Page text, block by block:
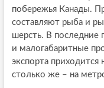
побережья Канады.
составляют рыба и
шерсть. В последние
и малогабаритные
экспорта
столько же – на